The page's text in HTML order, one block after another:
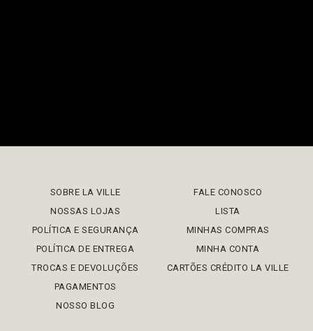
SOBRE LA VILLE
NOSSAS LOJAS
POLÍTICA E SEGURANÇA
POLÍTICA DE ENTREGA
TROCAS E DEVOLUÇÕES
PAGAMENTOS
NOSSO BLOG
FALE CONOSCO
LISTA
MINHAS COMPRAS
MINHA CONTA
CARTÕES CRÉDITO LA VILLE